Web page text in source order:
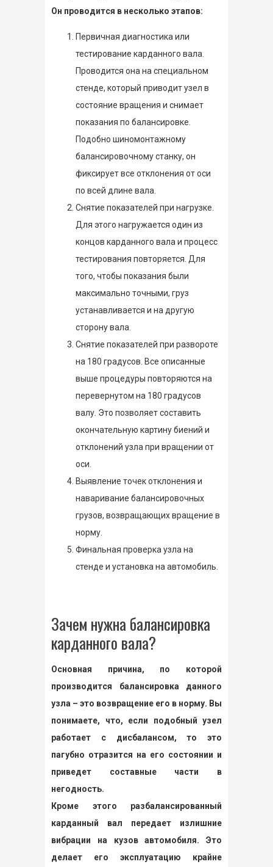
Он проводится в несколько этапов:
Первичная диагностика или
тестирование карданного вала.
Проводится она на специальном
стенде, который приводит узел в
состояние вращения и снимает
показания по балансировке.
Подобно шиномонтажному
балансировочному станку, он
фиксирует все отклонения от оси
по всей длине вала.
Снятие показателей при нагрузке.
Для этого нагружается один из
концов карданного вала и процесс
тестирования повторяется. Для
того, чтобы показания были
максимально точными, груз
устанавливается и на другую
сторону вала.
Снятие показателей при развороте
на 180 градусов. Все описанные
выше процедуры повторяются на
перевернутом на 180 градусов
валу. Это позволяет составить
окончательную картину биений и
отклонений узла при вращении от
оси.
Выявление точек отклонения и
наваривание балансировочных
грузов, возвращающих вращение в
норму.
Финальная проверка узла на
стенде и установка на автомобиль.
Зачем нужна балансировка
карданного вала?
Основная причина, по которой
производится балансировка данного
узла – это возвращение его в норму. Вы
понимаете, что, если подобный узел
работает с дисбалансом, то это
пагубно отразится на его состоянии и
приведет составные части в
негодность.
Кроме этого разбалансированный
карданный вал передает излишние
вибрации на кузов автомобиля. Это
делает его эксплуатацию крайне